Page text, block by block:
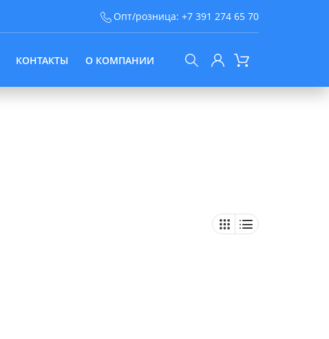
Опт/розница: +7 391 274 65 70
КОНТАКТЫ О КОМПАНИИ